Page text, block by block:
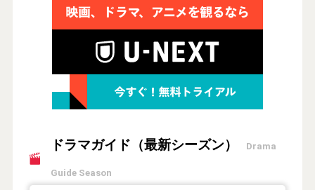
ドラマガイド（最新シーズン） Drama
Guide Season